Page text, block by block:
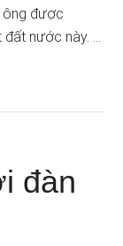
ông được
đất nước này. …
đàn